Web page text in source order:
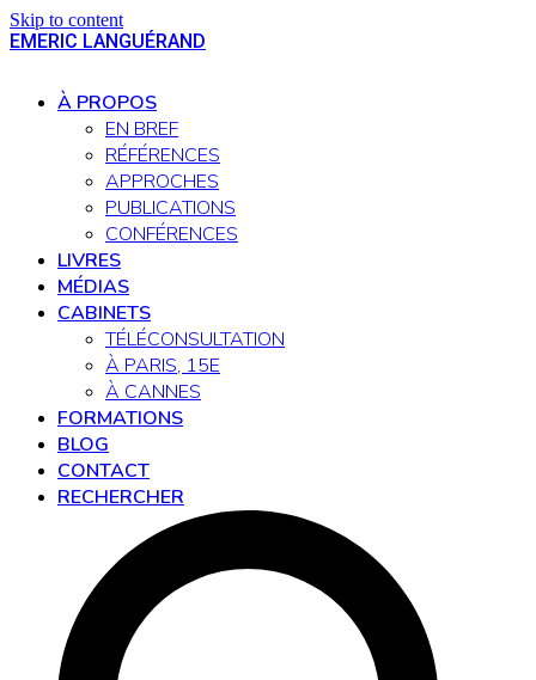
Skip to content
EMERIC LANGUÉRAND
menu
menu
À PROPOS
EN BREF
RÉFÉRENCES
APPROCHES
PUBLICATIONS
CONFÉRENCES
LIVRES
MÉDIAS
CABINETS
TÉLÉCONSULTATION
À PARIS, 15E
À CANNES
FORMATIONS
BLOG
CONTACT
RECHERCHER